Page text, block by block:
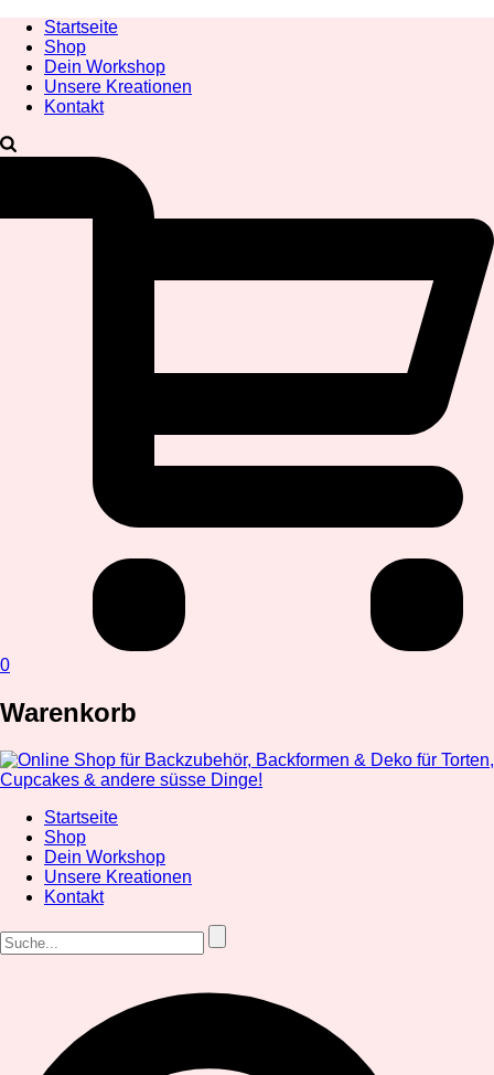
Startseite
Shop
Dein Workshop
Unsere Kreationen
Kontakt
0
Warenkorb
Startseite
Shop
Dein Workshop
Unsere Kreationen
Kontakt